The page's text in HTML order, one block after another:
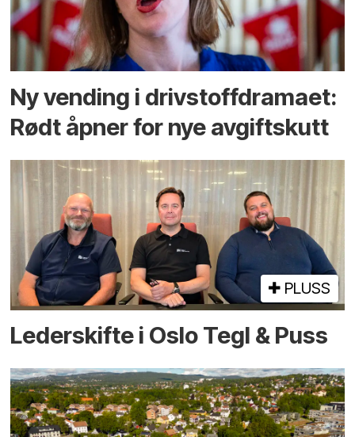
Ny vending i drivstoffdramaet:
Rødt åpner for nye avgiftskutt
PLUSS
Lederskifte i Oslo Tegl & Puss